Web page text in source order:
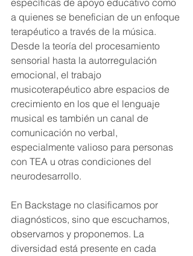
específicas de apoyo educativo como
a quienes se benefician de un enfoque
terapéutico a través de la música.
Desde la teoría del procesamiento
sensorial hasta la autorregulación
emocional, el trabajo
musicoterapéutico abre espacios de
crecimiento en los que el lenguaje
musical es también un canal de
comunicación no verbal,
especialmente valioso para personas
con TEA u otras condiciones del
neurodesarrollo.
En Backstage no clasificamos por
diagnósticos, sino que escuchamos,
observamos y proponemos. La
diversidad está presente en cada